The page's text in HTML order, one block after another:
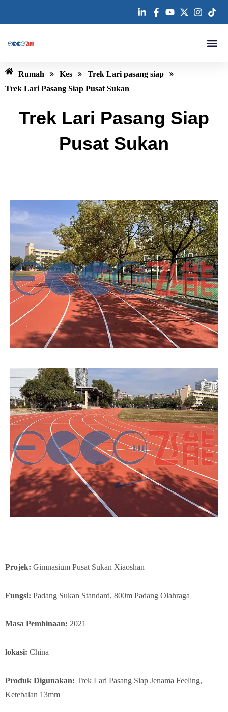
Rumah » Kes » Trek Lari pasang siap »
Trek Lari Pasang Siap Pusat Sukan
Trek Lari Pasang Siap
Pusat Sukan
Projek: Gimnasium Pusat Sukan Xiaoshan
Fungsi: Padang Sukan Standard, 800m Padang Olahraga
Masa Pembinaan: 2021
lokasi: China
Produk Digunakan: Trek Lari Pasang Siap Jenama Feeling,
Ketebalan 13mm